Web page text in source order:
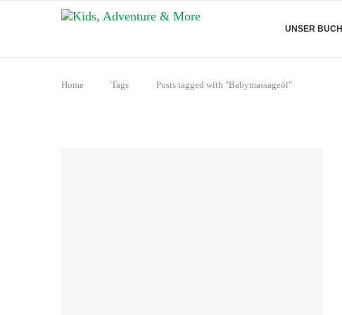
UNSER BUCH
Home Tags Posts tagged with "Babymassageöl"